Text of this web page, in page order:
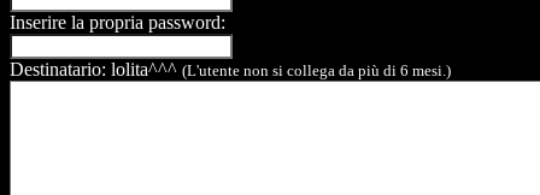
Inserire la propria password:
Destinatario: lolita^^^ (L'utente non si collega da più di 6 mesi.)